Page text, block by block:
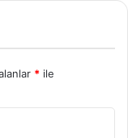
* ile